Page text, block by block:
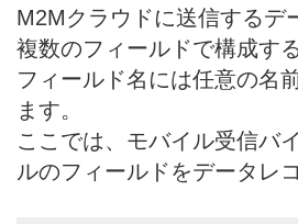
M2Mクラウドに送信するデ
複数のフィールドで構成す
フィールド名には任意の名
ます。
ここでは、モバイル受信バ
ルのフィールドをデータレ